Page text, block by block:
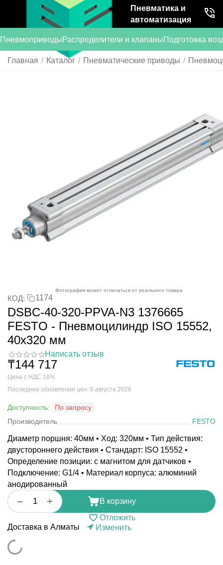
Пневматика и
автоматизация
ПневмоприводыРаспределители и клапаныПодготовка
Главная / Каталог / Пневматические приводы /
Фотография может отличаться от реального товара
КОД: 1174
DSBC-40-320-PPVA-N3 1376665
FESTO - Пневмоцилиндр ISO 15552,
40x320 мм
Написать отзыв
₸144 717
Цена с НДС 16%
Последнее обновление цен: 6 августа 2026
Доступность:
По запросу
Производитель
FESTO
Диаметр поршня: 40мм • Ход: 320мм • Тип действия:
двустороннего действия • Стандарт: ISO 15552 •
Определение позиции: с магнитом для датчиков •
Подключение: G1/4 • Материал корпуса: алюминий
анодированный
+
−
В корзину
Отложить
Доставка в Алматы
Изменить